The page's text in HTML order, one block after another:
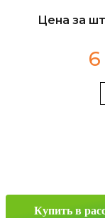
Цена за
Купить в